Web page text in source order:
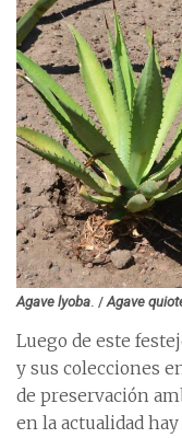
Agave lyoba . / Agave
Luego de este
y sus colecciones
de preservación
en la actualidad